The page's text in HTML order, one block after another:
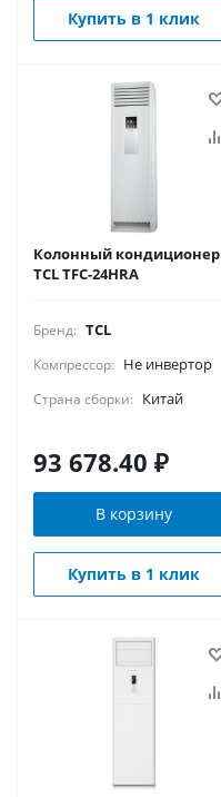
Купить в 1 клик
Колонный кондиционер
TCL TFC-24HRA
Бренд: TCL
Компрессор: Не инвертор
Страна сборки: Китай
93 678.40 ₽
В корзину
Купить в 1 клик